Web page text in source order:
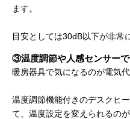
ます。
目安としては30dB以下が非常
③温度調節や人感センサー
暖房器具で気になるのが電気代
温度調節機能付きのデスクヒ
て、温度設定を変えられるの